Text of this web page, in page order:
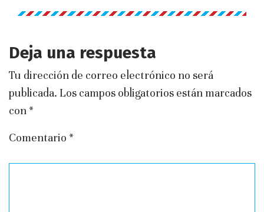
Deja una respuesta
Tu dirección de correo electrónico no será
publicada. Los campos obligatorios están marcados
con *
Comentario *